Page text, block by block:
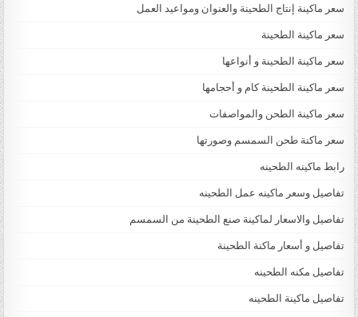
سعر ماكينة إنتاج الطحينة والعنوان ومواعيد العمل
سعر ماكينة الطحينة
سعر ماكينة الطحينة و أنواعها
سعر ماكينة الطحينة كام و أحجامها
سعر ماكينة الطحن والمواصفات
سعر ماكنة طحن السمسم وصورتها
رابط ماكينه الطحينه
تفاصيل وسعر ماكينه عمل الطحينه
تفاصيل والاسعار لماكينة صنع الطحينة من السمسم
تفاصيل و أسعار ماكنة الطحينة
تفاصيل مكنه الطحينه
تفاصيل ماكينة الطحينه